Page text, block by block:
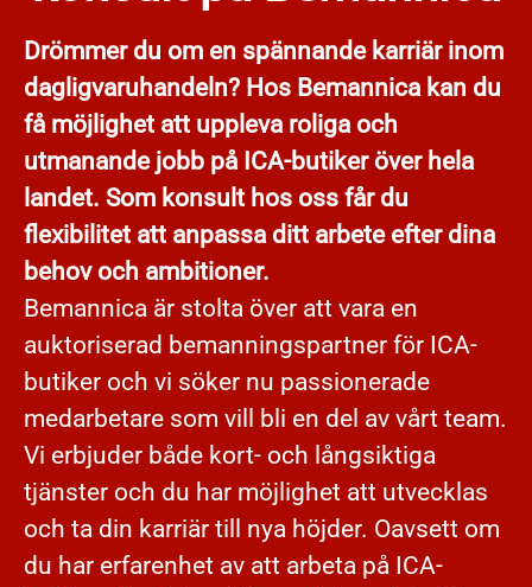
Drömmer du om en spännande karriär inom
dagligvaruhandeln? Hos Bemannica kan du
få möjlighet att uppleva roliga och
utmanande jobb på ICA-butiker över hela
landet. Som konsult hos oss får du
flexibilitet att anpassa ditt arbete efter dina
behov och ambitioner.
Bemannica är stolta över att vara en
auktoriserad bemanningspartner för ICA-
butiker och vi söker nu passionerade
medarbetare som vill bli en del av vårt team.
Vi erbjuder både kort- och långsiktiga
tjänster och du har möjlighet att utvecklas
och ta din karriär till nya höjder. Oavsett om
du har erfarenhet av att arbeta på ICA-